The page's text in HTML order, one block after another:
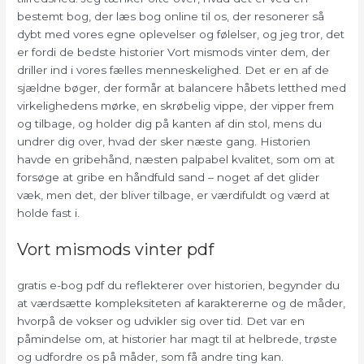
bestemt bog, der læs bog online til os, der resonerer så
dybt med vores egne oplevelser og følelser, og jeg tror, det
er fordi de bedste historier Vort mismods vinter dem, der
driller ind i vores fælles menneskelighed. Det er en af de
sjældne bøger, der formår at balancere håbets letthed med
virkelighedens mørke, en skrøbelig vippe, der vipper frem
og tilbage, og holder dig på kanten af din stol, mens du
undrer dig over, hvad der sker næste gang. Historien
havde en gribehånd, næsten palpabel kvalitet, som om at
forsøge at gribe en håndfuld sand – noget af det glider
væk, men det, der bliver tilbage, er værdifuldt og værd at
holde fast i.
Vort mismods vinter pdf
gratis e-bog pdf du reflekterer over historien, begynder du
at værdsætte kompleksiteten af karaktererne og de måder,
hvorpå de vokser og udvikler sig over tid. Det var en
påmindelse om, at historier har magt til at helbrede, trøste
og udfordre os på måder, som få andre ting kan.